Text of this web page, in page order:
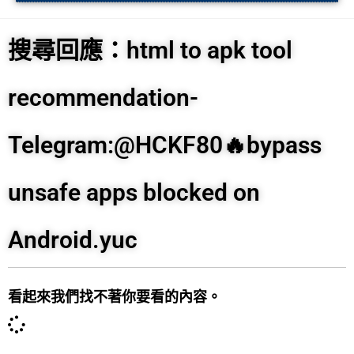
搜尋回應：html to apk tool
recommendation-
Telegram:@HCKF80🔥bypass
unsafe apps blocked on
Android.yuc
看起來我們找不著你要看的內容。